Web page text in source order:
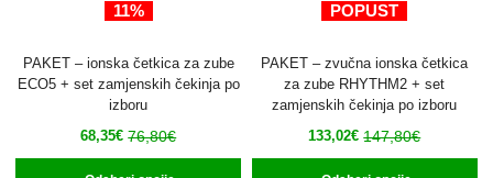
11%
PAKET – ionska četkica za zube
ECO5 + set zamjenskih čekinja po
izboru
68,35€ 76,80€
POPUST
PAKET – zvučna ionska četkica
za zube RHYTHM2 + set
zamjenskih čekinja po izboru
133,02€ 147,80€